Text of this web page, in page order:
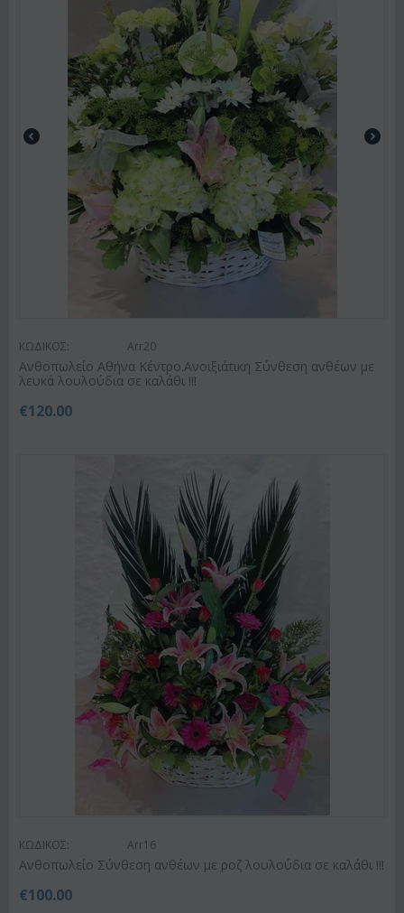
ΚΩΔΙΚΟΣ: Arr20
Ανθοπωλείο Αθήνα Κέντρο.Ανοιξιάτικη Σύνθεση ανθέων με
λευκά λουλούδια σε καλάθι !!!
€120.00
ΚΩΔΙΚΟΣ: Arr16
Ανθοπωλείο Σύνθεση ανθέων με ροζ λουλούδια σε καλάθι !!!
€100.00